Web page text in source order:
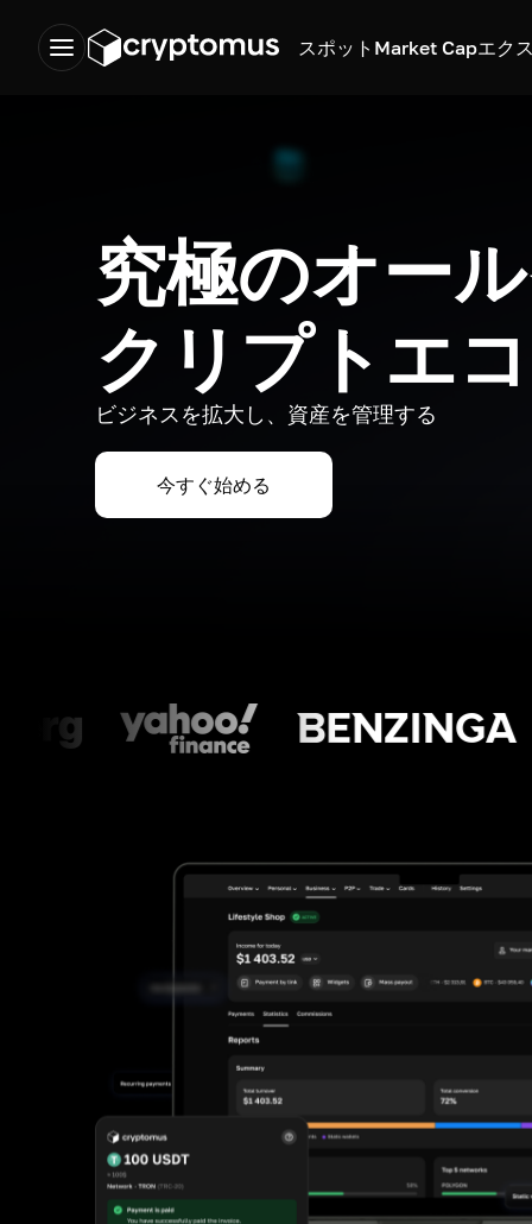
スポット Market Capエク
究極のオー
クリプトエ
ビジネスを拡大し、資産を管理する
今すぐ始める